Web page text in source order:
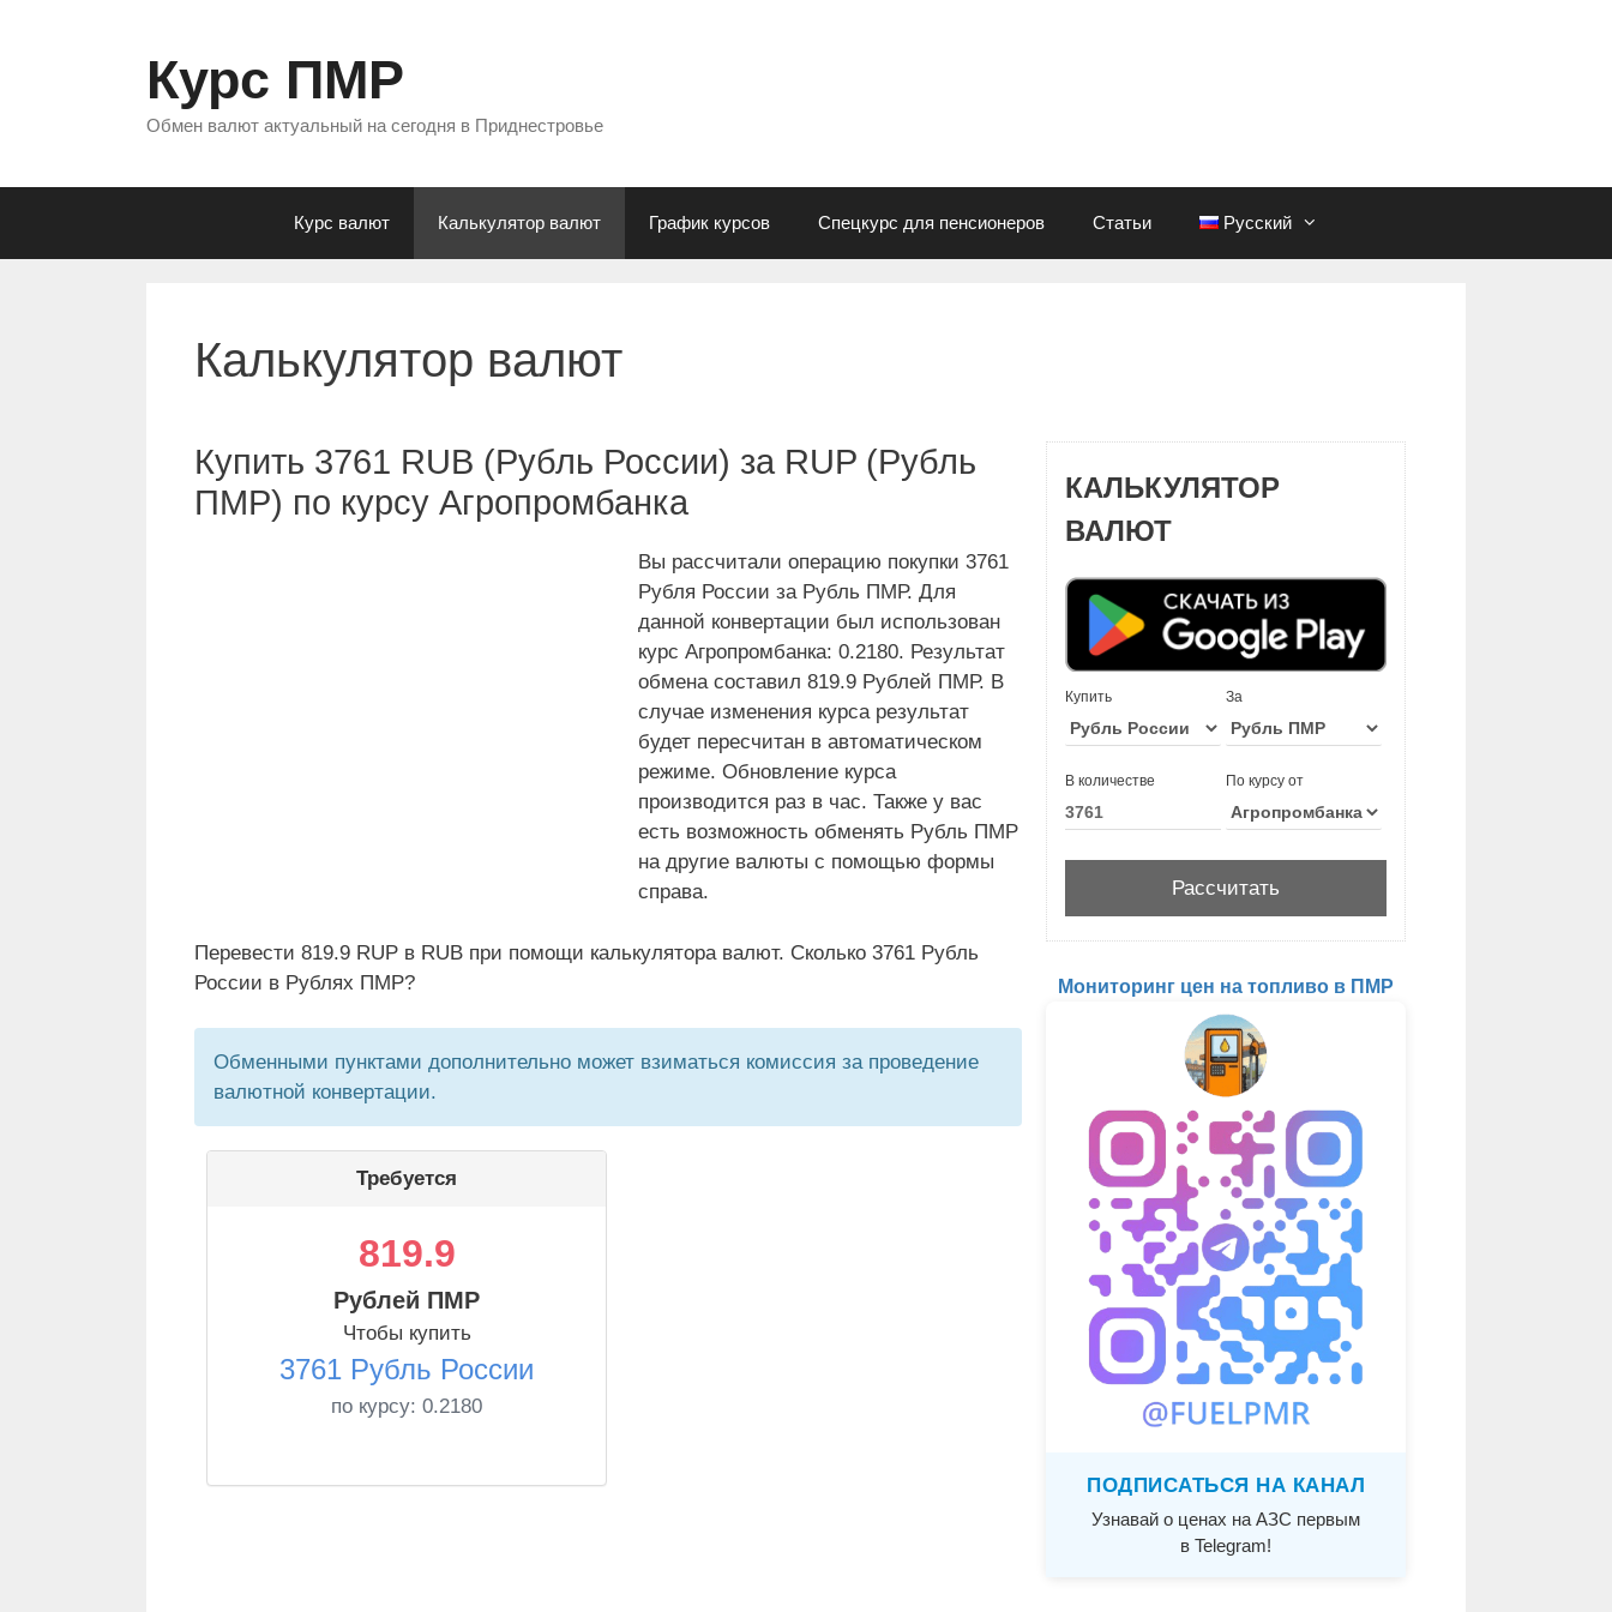
Курс ПМР
Обмен валют актуальный на сегодня в Приднестровье
Курс валют Калькулятор валют График курсов Спецкурс для пенсионеров Статьи Русский
Калькулятор валют
Купить 3761 RUB (Рубль России) за RUP (Рубль
ПМР) по курсу Агропромбанка
Вы рассчитали операцию покупки 3761
Рубля России за Рубль ПМР. Для
данной конвертации был использован
курс Агропромбанка: 0.2180. Результат
обмена составил 819.9 Рублей ПМР. В
случае изменения курса результат
будет пересчитан в автоматическом
режиме. Обновление курса
производится раз в час. Также у вас
есть возможность обменять Рубль ПМР
на другие валюты с помощью формы
справа.
Перевести 819.9 RUP в RUB при помощи калькулятора валют. Сколько 3761 Рубль
России в Рублях ПМР?
Обменными пунктами дополнительно может взиматься комиссия за проведение
валютной конвертации.
Требуется
819.9
Рублей ПМР
Чтобы купить
3761 Рубль России
по курсу: 0.2180
КАЛЬКУЛЯТОР
ВАЛЮТ
Купить За
В количестве По курсу от
Мониторинг цен на топливо в ПМР
ПОДПИСАТЬСЯ НА КАНАЛ
Узнавай о ценах на АЗС первым
в Telegram!